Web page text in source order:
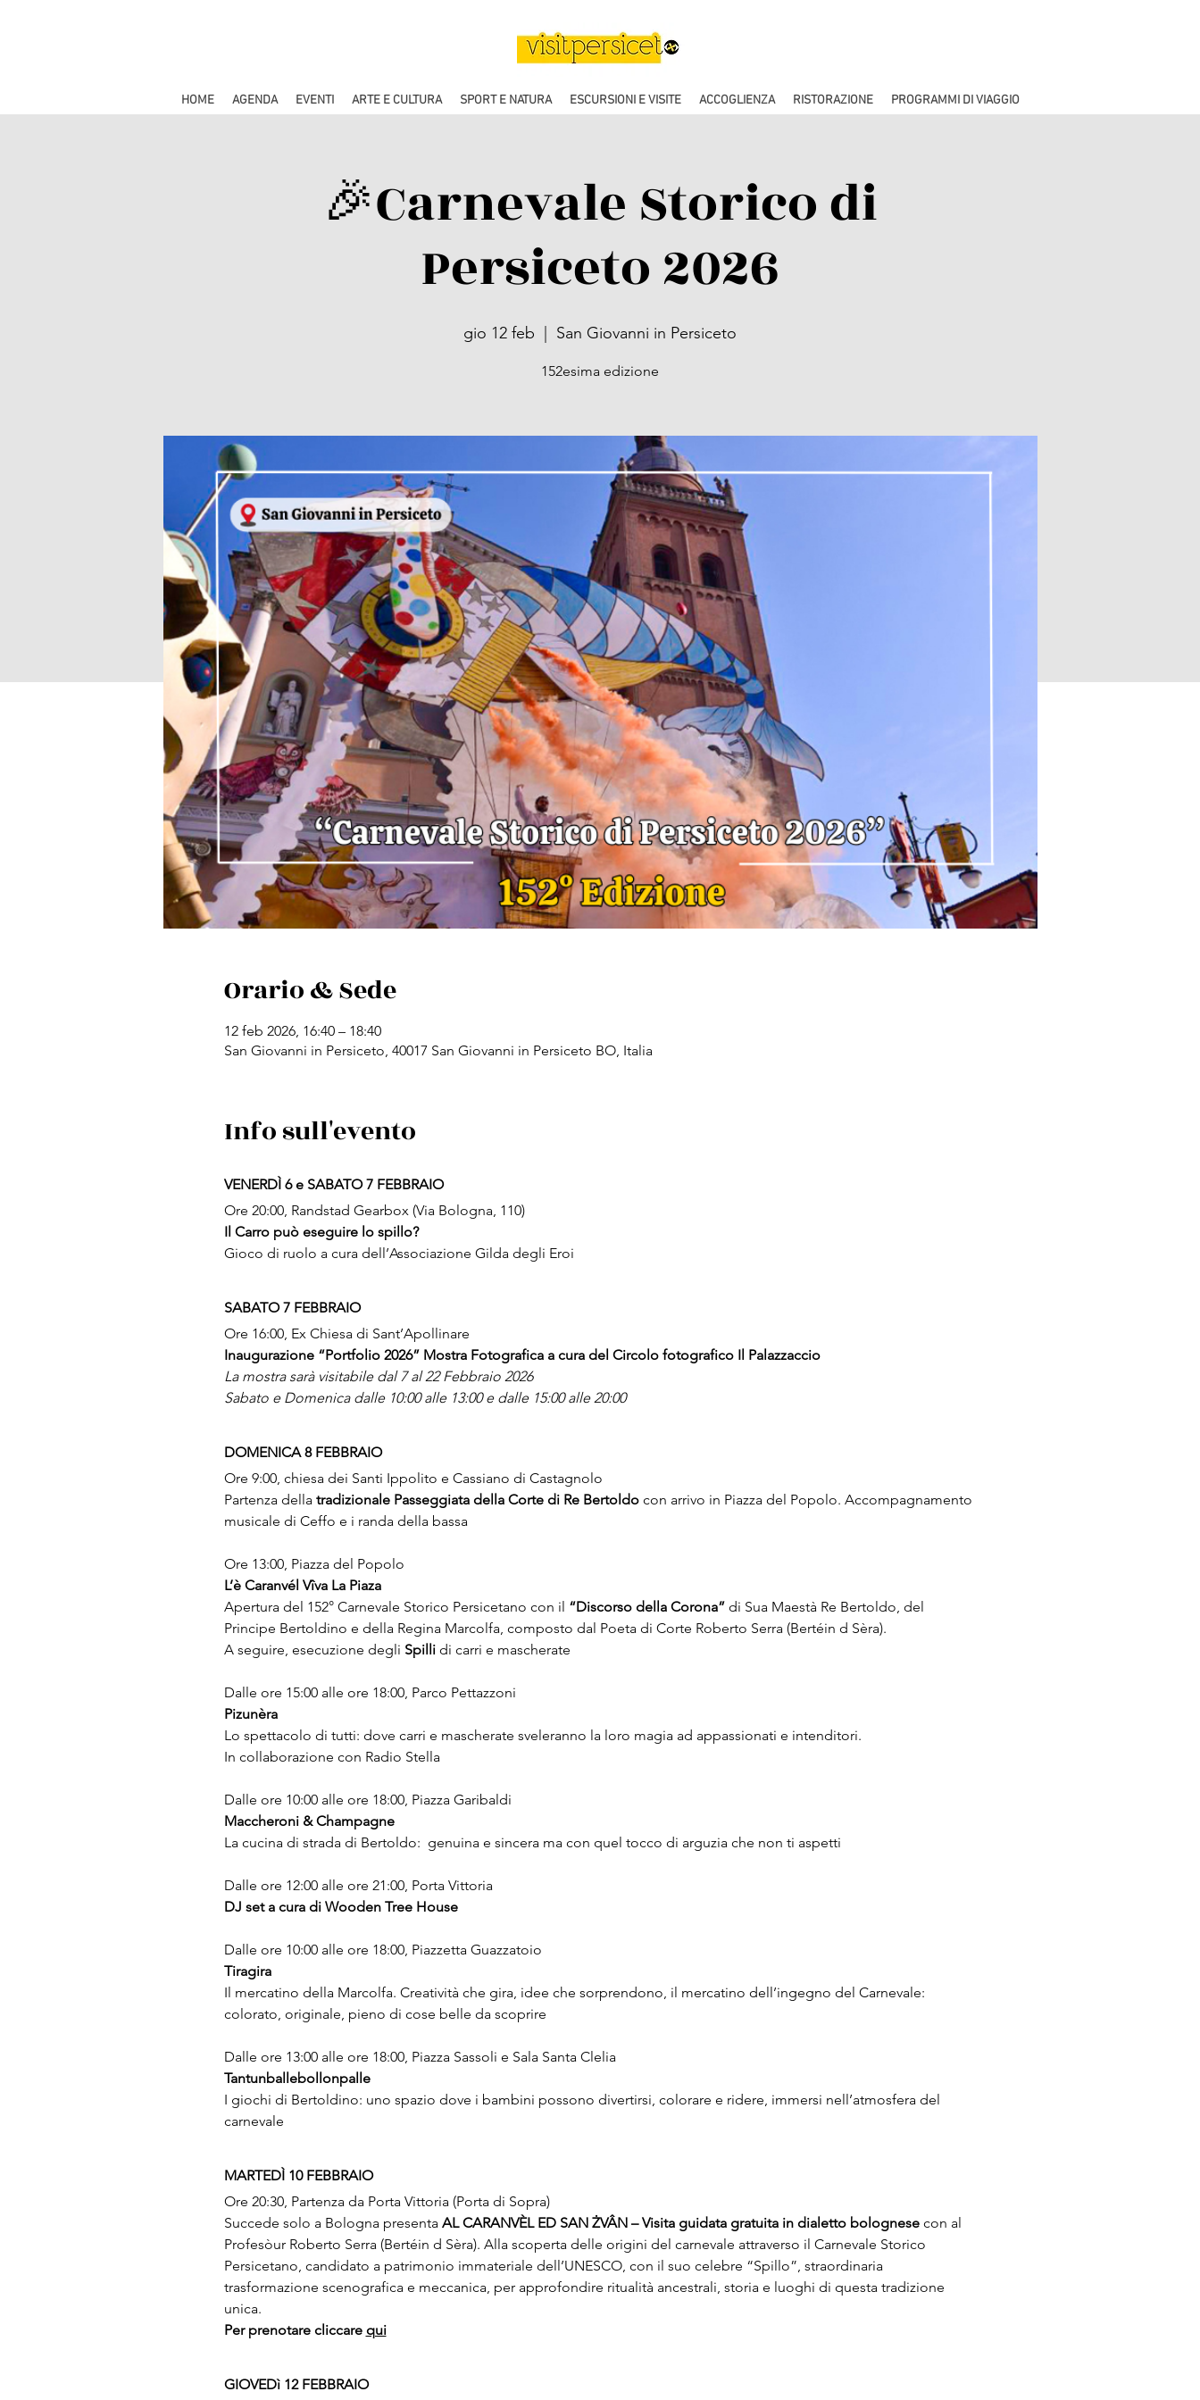
HOME AGENDA EVENTI ARTE E CULTURA SPORT E NATURA ESCURSIONI E VISITE ACCOGLIENZA RISTORAZIONE PROGRAMMI DI VIAGGIO
🎉Carnevale Storico di
Persiceto 2026
gio 12 feb San Giovanni in Persiceto
152esima edizione
Orario & Sede
12 feb 2026, 16:40 – 18:40
San Giovanni in Persiceto, 40017 San Giovanni in Persiceto BO, Italia
Info sull'evento
VENERDÌ 6 e SABATO 7 FEBBRAIO
Ore 20:00, Randstad Gearbox (Via Bologna, 110)
Il Carro può eseguire lo spillo?
Gioco di ruolo a cura dell’Associazione Gilda degli Eroi
SABATO 7 FEBBRAIO
Ore 16:00, Ex Chiesa di Sant’Apollinare
Inaugurazione “Portfolio 2026” Mostra Fotografica a cura del Circolo fotografico Il Palazzaccio
La mostra sarà visitabile dal 7 al 22 Febbraio 2026
Sabato e Domenica dalle 10:00 alle 13:00 e dalle 15:00 alle 20:00
DOMENICA 8 FEBBRAIO
Ore 9:00, chiesa dei Santi Ippolito e Cassiano di Castagnolo
Partenza della tradizionale Passeggiata della Corte di Re Bertoldo con arrivo in Piazza del Popolo. Accompagnamento
musicale di Ceffo e i randa della bassa
Ore 13:00, Piazza del Popolo
L’è Caranvél Vîva La Piaza
Apertura del 152° Carnevale Storico Persicetano con il “Discorso della Corona” di Sua Maestà Re Bertoldo, del
Principe Bertoldino e della Regina Marcolfa, composto dal Poeta di Corte Roberto Serra (Bertéin d Sèra).
A seguire, esecuzione degli Spilli di carri e mascherate
Dalle ore 15:00 alle ore 18:00, Parco Pettazzoni
Pizunèra
Lo spettacolo di tutti: dove carri e mascherate sveleranno la loro magia ad appassionati e intenditori.
In collaborazione con Radio Stella
Dalle ore 10:00 alle ore 18:00, Piazza Garibaldi
Maccheroni & Champagne
La cucina di strada di Bertoldo:  genuina e sincera ma con quel tocco di arguzia che non ti aspetti
Dalle ore 12:00 alle ore 21:00, Porta Vittoria
DJ set a cura di Wooden Tree House
Dalle ore 10:00 alle ore 18:00, Piazzetta Guazzatoio
Tiragira
Il mercatino della Marcolfa. Creatività che gira, idee che sorprendono, il mercatino dell’ingegno del Carnevale:
colorato, originale, pieno di cose belle da scoprire
Dalle ore 13:00 alle ore 18:00, Piazza Sassoli e Sala Santa Clelia
Tantunballebollonpalle
I giochi di Bertoldino: uno spazio dove i bambini possono divertirsi, colorare e ridere, immersi nell’atmosfera del
carnevale
MARTEDÌ 10 FEBBRAIO
Ore 20:30, Partenza da Porta Vittoria (Porta di Sopra)
Succede solo a Bologna presenta AL CARANVÈL ED SAN ŻVÂN – Visita guidata gratuita in dialetto bolognese con al
Profesòur Roberto Serra (Bertéin d Sèra). Alla scoperta delle origini del carnevale attraverso il Carnevale Storico
Persicetano, candidato a patrimonio immateriale dell’UNESCO, con il suo celebre “Spillo”, straordinaria
trasformazione scenografica e meccanica, per approfondire ritualità ancestrali, storia e luoghi di questa tradizione
unica.
Per prenotare cliccare qui
GIOVEDì 12 FEBBRAIO